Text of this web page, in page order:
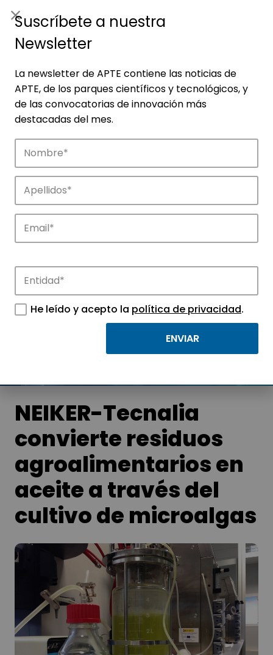
Noticias
Conoce las noticias más destacadas de
APTE y sus parques científicos y
NEIKER-Tecnalia
convierte residuos
agroalimentarios en
aceite a través del
cultivo de microalgas
Suscríbete a nuestra
Newsletter
La newsletter de APTE contiene las noticias de
APTE, de los parques científicos y tecnológicos, y
de las convocatorias de innovación más
destacadas del mes.
He leído y acepto la política de privacidad.